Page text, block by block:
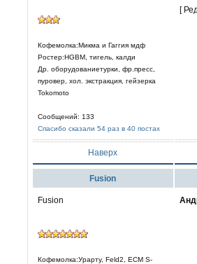
Кофемолка:Микма и Гаггия мдф
Ростер:HGBM, тигель, калди
Др. оборудованиетурки, фр.пресс,
пуровер, хол. экстракция, гейзерка
Tokomoto
Сообщений: 133
Спасибо сказали 54 раз в 40 постах
[
Наверх
Fusion
Fusion
Кофемолка:Урарту, Feld2, ECM S-